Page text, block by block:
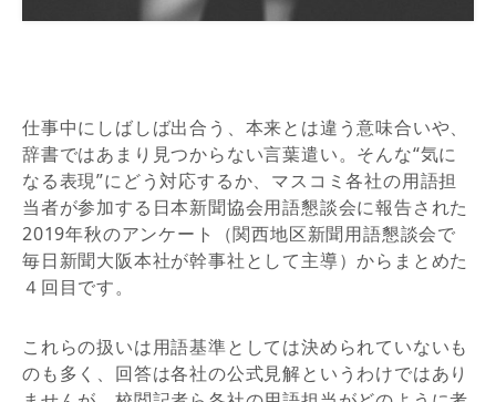
仕事中にしばしば出合う、本来とは違う意味合いや、
辞書ではあまり見つからない言葉遣い。そんな“気に
なる表現”にどう対応するか、マスコミ各社の用語担
当者が参加する日本新聞協会用語懇談会に報告された
2019年秋のアンケート（関西地区新聞用語懇談会で
毎日新聞大阪本社が幹事社として主導）からまとめた
４回目です。
これらの扱いは用語基準としては決められていないも
のも多く、回答は各社の公式見解というわけではあり